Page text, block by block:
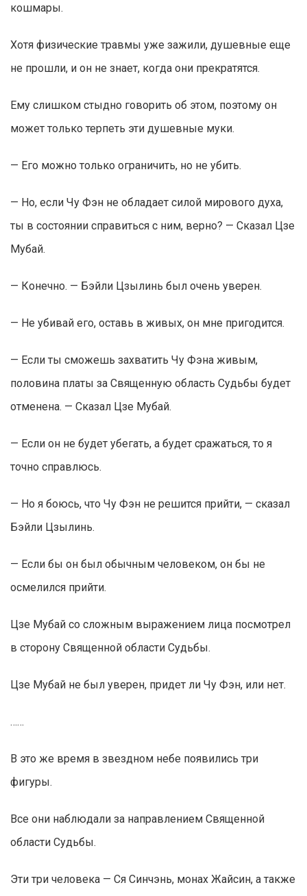
кошмары.
Хотя физические травмы уже зажили, душевные еще
не прошли, и он не знает, когда они прекратятся.
Ему слишком стыдно говорить об этом, поэтому он
может только терпеть эти душевные муки.
— Его можно только ограничить, но не убить.
— Но, если Чу Фэн не обладает силой мирового духа,
ты в состоянии справиться с ним, верно? — Сказал Цзе
Мубай.
— Конечно. — Бэйли Цзылинь был очень уверен.
— Не убивай его, оставь в живых, он мне пригодится.
— Если ты сможешь захватить Чу Фэна живым,
половина платы за Священную область Судьбы будет
отменена. — Сказал Цзе Мубай.
— Если он не будет убегать, а будет сражаться, то я
точно справлюсь.
— Но я боюсь, что Чу Фэн не решится прийти, — сказал
Бэйли Цзылинь.
— Если бы он был обычным человеком, он бы не
осмелился прийти.
Цзе Мубай со сложным выражением лица посмотрел
в сторону Священной области Судьбы.
Цзе Мубай не был уверен, придет ли Чу Фэн, или нет.
……
В это же время в звездном небе появились три
фигуры.
Все они наблюдали за направлением Священной
области Судьбы.
Эти три человека — Ся Синчэнь, монах Жайсин, а также